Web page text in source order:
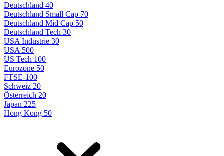
Deutschland 40
Deutschland Small Cap 70
Deutschland Mid Cap 50
Deutschland Tech 30
USA Industrie 30
USA 500
US Tech 100
Eurozone 50
FTSE-100
Schweiz 20
Österreich 20
Japan 225
Hong Kong 50